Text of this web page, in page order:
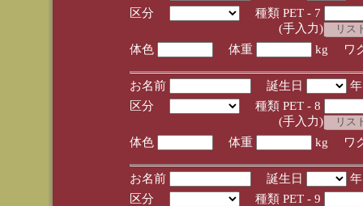
区分
種類 PET - 7
(手入力)
体色
体重 kg ワ
お名前 誕生日
区分
種類 PET - 8
(手入力)
体色
体重 kg ワ
お名前 誕生日
区分
種類 PET - 9